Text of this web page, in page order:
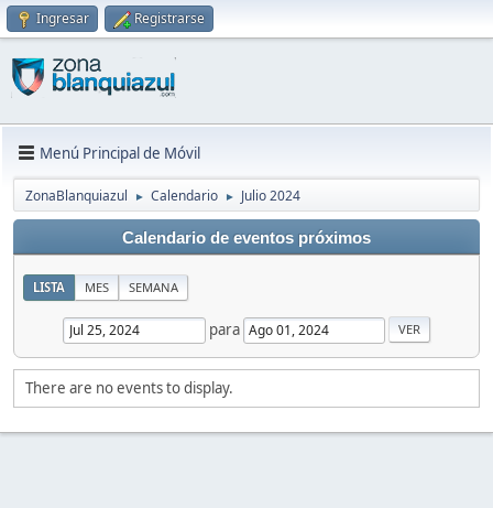
Ingresar Registrarse
Menú Principal de Móvil
ZonaBlanquiazul ► Calendario ► Julio 2024
Calendario de eventos próximos
LISTA MES SEMANA
para
There are no events to display.